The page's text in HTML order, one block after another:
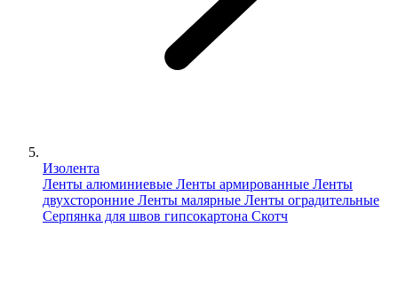
Изолента
Ленты алюминиевые Ленты армированные Ленты
двухсторонние Ленты малярные Ленты оградительные
Серпянка для швов гипсокартона Скотч